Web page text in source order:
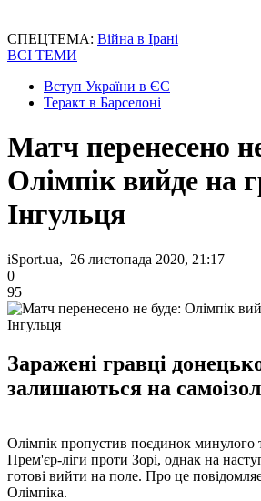
СПЕЦТЕМА: Війна в Ірані
ВСІ ТЕМИ
Вступ України в ЄС
Теракт в Барселоні
Матч перенесено
Олімпік вийде на
Інгульця
iSport.ua, 26 листопада 2020, 21:17
0
95
Заражені гравці
залишаються на
Олімпік пропустив поєдинок минулого
Прем'єр-ліги проти Зорі, однак на
готові вийти на поле. Про це
Олімпіка.